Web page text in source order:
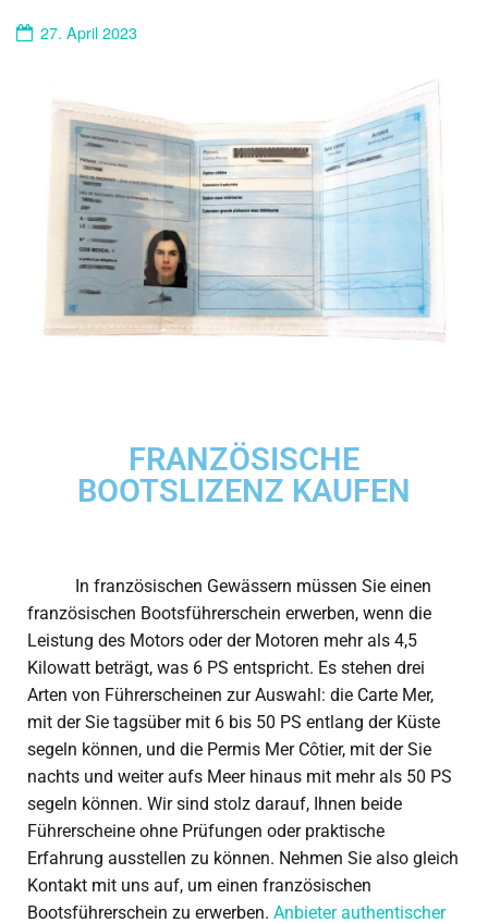
27. April 2023
FRANZÖSISCHE
BOOTSLIZENZ KAUFEN
In französischen Gewässern müssen Sie einen
französischen Bootsführerschein erwerben, wenn die
Leistung des Motors oder der Motoren mehr als 4,5
Kilowatt beträgt, was 6 PS entspricht. Es stehen drei
Arten von Führerscheinen zur Auswahl: die Carte Mer,
mit der Sie tagsüber mit 6 bis 50 PS entlang der Küste
segeln können, und die Permis Mer Côtier, mit der Sie
nachts und weiter aufs Meer hinaus mit mehr als 50 PS
segeln können. Wir sind stolz darauf, Ihnen beide
Führerscheine ohne Prüfungen oder praktische
Erfahrung ausstellen zu können. Nehmen Sie also gleich
Kontakt mit uns auf, um einen französischen
Bootsführerschein zu erwerben. Anbieter authentischer